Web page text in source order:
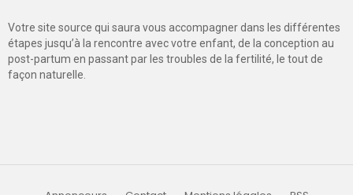
Votre site source qui saura vous accompagner dans les différentes
étapes jusqu’à la rencontre avec votre enfant, de la conception au
post-partum en passant par les troubles de la fertilité, le tout de
façon naturelle.